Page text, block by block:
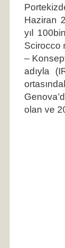
Haziran
yıl
Scirocco
–
adıyla
olan ve